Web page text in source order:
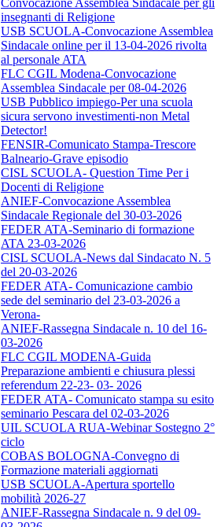
Convocazione Assemblea Sindacale per gli
insegnanti di Religione
USB SCUOLA-Convocazione Assemblea
Sindacale online per il 13-04-2026 rivolta
al personale ATA
FLC CGIL Modena-Convocazione
Assemblea Sindacale per 08-04-2026
USB Pubblico impiego-Per una scuola
sicura servono investimenti-non Metal
Detector!
FENSIR-Comunicato Stampa-Trescore
Balneario-Grave episodio
CISL SCUOLA- Question Time Per i
Docenti di Religione
ANIEF-Convocazione Assemblea
Sindacale Regionale del 30-03-2026
FEDER ATA-Seminario di formazione
ATA 23-03-2026
CISL SCUOLA-News dal Sindacato N. 5
del 20-03-2026
FEDER ATA- Comunicazione cambio
sede del seminario del 23-03-2026 a
Verona-
ANIEF-Rassegna Sindacale n. 10 del 16-
03-2026
FLC CGIL MODENA-Guida
Preparazione ambienti e chiusura plessi
referendum 22-23- 03- 2026
FEDER ATA- Comunicato stampa su esito
seminario Pescara del 02-03-2026
UIL SCUOLA RUA-Webinar Sostegno 2°
ciclo
COBAS BOLOGNA-Convegno di
Formazione materiali aggiornati
USB SCUOLA-Apertura sportello
mobilità 2026-27
ANIEF-Rassegna Sindacale n. 9 del 09-